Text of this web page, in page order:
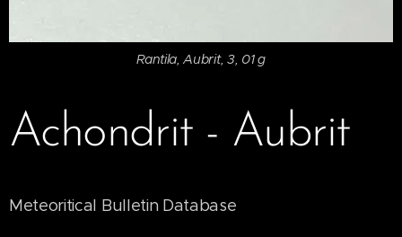
Rantila, Aubrit, 3, 01 g
Achondrit - Aubrit
Meteoritical Bulletin Database